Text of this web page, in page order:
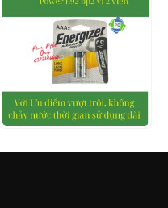
out of 5
180.000₫ 150.000
THÊM VÀO GIỎ
XEM NHANH